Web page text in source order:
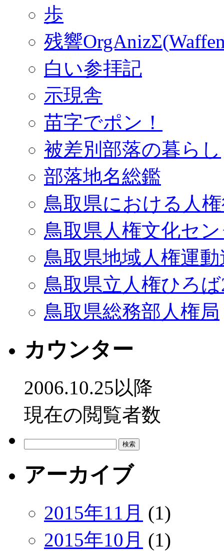
歩
残響
白い参拝記
示現舎
苗字でポン！
被差別部落の暮らし
部落地名総鑑
鳥取県における人
鳥取県人権文化セ
鳥取県地域人権運
鳥取県立人権ひろ
鳥取県総務部人権局
カウンター
2006.10.25以降
現在の閲覧者数
アーカイブ
2015年11月 (1)
2015年10月 (1)